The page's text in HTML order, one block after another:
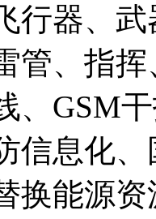
行器、
管、指
、GSM
信息化
换能源